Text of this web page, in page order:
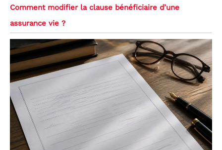
Comment modifier la clause bénéficiaire d’une
assurance vie ?